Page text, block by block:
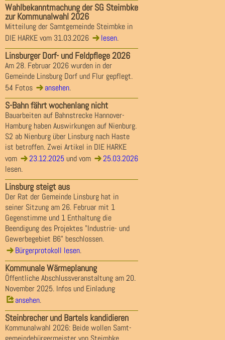
Wahlbekanntmachung der SG Steimbke
zur Kommunalwahl 2026
Mitteilung der Samtgemeinde Steimbke in
DIE HARKE vom 31.03.2026
lesen.
Linsburger Dorf- und Feldpflege 2026
Am 28. Februar 2026 wurden in der
Gemeinde Linsburg Dorf und Flur gepflegt.
54 Fotos
ansehen.
S-Bahn fährt wochenlang nicht
Bauarbeiten auf Bahnstrecke Hannover-
Hamburg haben Auswirkungen auf Nienburg.
S2 ab Nienburg über Linsburg nach Haste
ist betroffen. Zwei Artikel in DIE HARKE
vom
23.12.2025 und vom
25.03.2026
lesen.
Linsburg steigt aus
Der Rat der Gemeinde Linsburg hat in
seiner Sitzung am 26. Februar mit 1
Gegenstimme und 1 Enthaltung die
Beendigung des Projektes "Industrie- und
Gewerbegebiet B6" beschlossen.
Bürgerprotokoll lesen.
Kommunale Wärmeplanung
Öffentliche Abschlussveranstaltung am 20.
November 2025. Infos und Einladung
ansehen.
Steinbrecher und Bartels kandidieren
Kommunalwahl 2026: Beide wollen Samt-